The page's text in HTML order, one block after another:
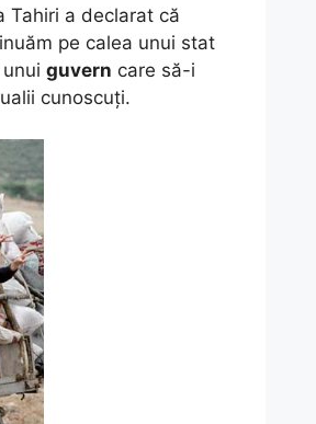
Tahiri a declarat că
pe calea unui stat
guvern care să-i
cunoscuți.